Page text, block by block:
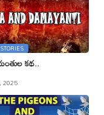
కథ..
2025